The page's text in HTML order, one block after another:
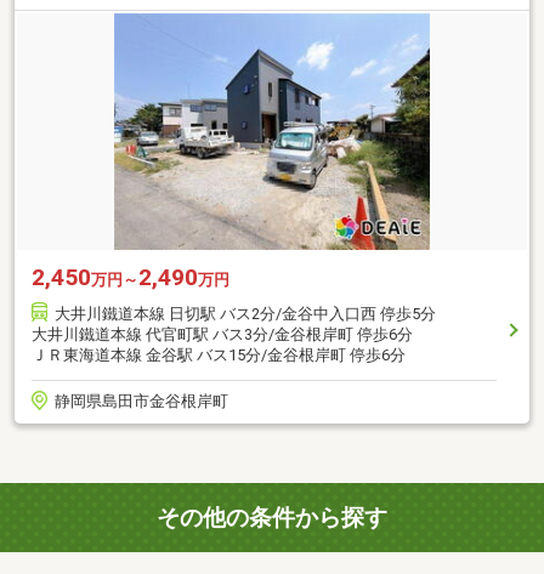
2,450万円～ 2,490万円
大井川鐵道本線 日切駅 バス2分/金谷中入口西 停歩5分
大井川鐵道本線 代官町駅 バス3分/金谷根岸町 停歩6分
ＪＲ東海道本線 金谷駅 バス15分/金谷根岸町 停歩6分
静岡県島田市金谷根岸町
その他の条件から探す